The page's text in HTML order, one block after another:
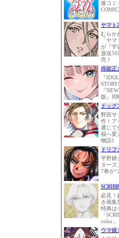
連コミ
ヤマト
むらか
「ヤ
が『宇
放送50
売！
得能正
『
『
版』同
ドッグ
野田サ
作！ア
通じて
福へ変
物語1
ドリフ
平野耕
ターズ
7巻が
必見！
き画集
特典は
「
color」
ウマ娘